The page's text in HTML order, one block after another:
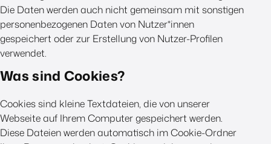
Die Daten werden auch nicht gemeinsam mit sonstigen
personenbezogenen Daten von Nutzer*innen
gespeichert oder zur Erstellung von Nutzer-Profilen
verwendet.
Was sind Cookies?
Cookies sind kleine Textdateien, die von unserer
Webseite auf Ihrem Computer gespeichert werden.
Diese Dateien werden automatisch im Cookie-Ordner